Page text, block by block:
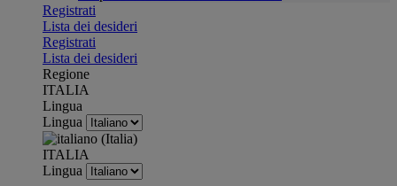
Registrati
Lista dei desideri
Registrati
Lista dei desideri
Regione
ITALIA
Lingua
Lingua
ITALIA
Lingua